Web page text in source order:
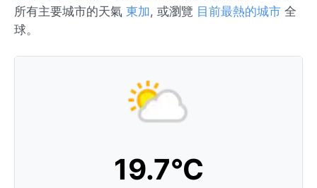
所有主要城市的天氣 東加, 或瀏覽 目前最熱的城市 全
球。
19.7°C